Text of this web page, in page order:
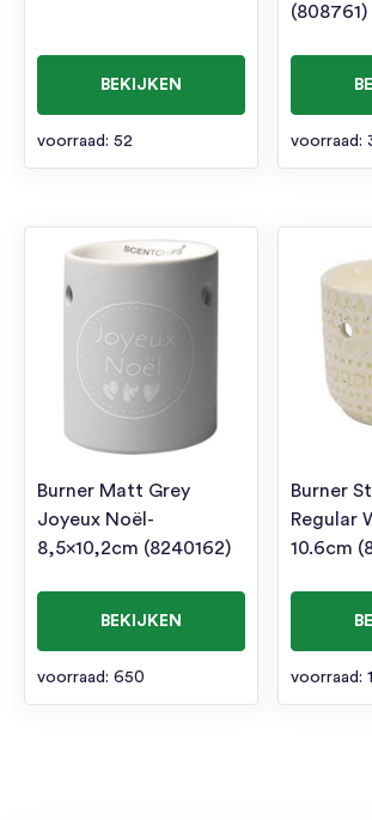
BEKIJKEN
voorraad: 52
(808761)
voorraad:
Burner Matt Grey
Joyeux Noël-
8,5×10,2cm (8240162)
BEKIJKEN
voorraad: 650
Burner
Regular
10.6cm
voorraad: